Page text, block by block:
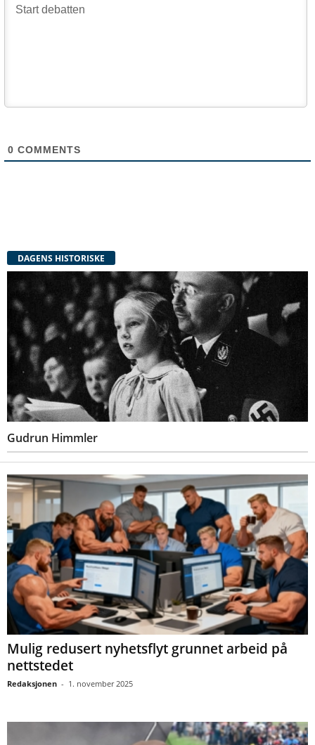
0 COMMENTS
DAGENS HISTORISKE
Gudrun Himmler
Mulig redusert nyhetsflyt grunnet arbeid på
nettstedet
Redaksjonen - 1. november 2025